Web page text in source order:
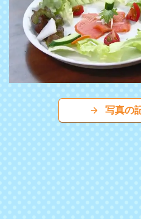
写真の